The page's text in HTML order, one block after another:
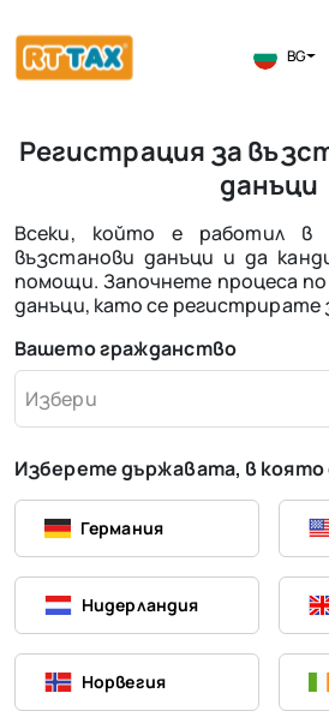
BG
Регистрация за
данъци
Всеки, който е работил в
възстанови данъци и да
помощи. Започнете процеса
данъци, като се регистрирате
Вашето гражданство
Избери
Изберете държавата, в
Германия
Нидерландия
Норвегия